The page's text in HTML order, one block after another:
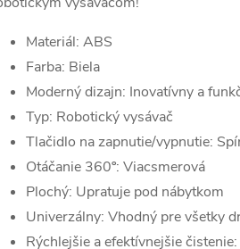
Materiál: ABS
Farba: Biela
Moderný dizajn: Inovatívny a
Typ: Robotický vysávač
Tlačidlo na zapnutie/vypnutie:
Otáčanie 360º: Viacsmerová
Plochý: Upratuje pod nábytkom
Univerzálny: Vhodný pre všetky
Rýchlejšie a efektívnejšie